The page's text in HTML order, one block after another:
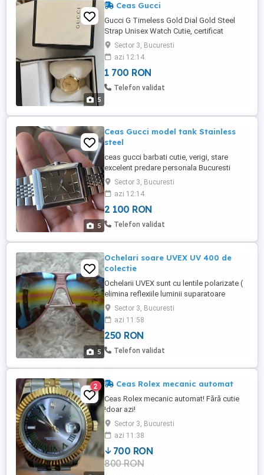
5
Ceas Gucci
Gucci G Timeless Gold Dial Gold Steel
Strap Unisex Watch Cutie, certificat
autenticitate, cartile cu care a venit.
necesita un service are sticla de safir
patata. se prefera predarea personala
Bucuresti centru
Sector 3, Bucuresti
azi 12:14
1 700 RON
Telefon validat
5
Ceas Gucci model tank Stainless
steel
ceas gucci barbati cutie, verigi, stare
excelent predare personala Bucuresti
central accept schimb cu tissot PRX 80
waffle dial Albastru titanium tiffany
Sector 3, Bucuresti
azi 12:14
2 100 RON
Telefon validat
5
Ochelari soare UVEX UV 400 de
colectie
Ochelarii UVEX sunt cu lentile polarizate (
elimina reflexiile luminii suparatoare
transformandu-le intr-o lumina placuta,
difuza).Cadrul este metalic.
Sector 3, Bucuresti
azi 11:58
250 RON
Telefon validat
2 Ceas Rolex mecanic automat
Ceas Rolex mecanic automat! Fără cutie
!doar azi!
Sector 3, Bucuresti
azi 11:38
700 RON
800 RON